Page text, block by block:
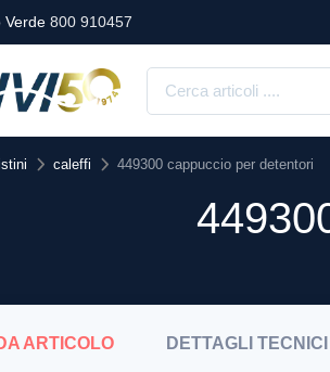
Verde 800 910457
caleffi 449300 cappuccio per detentori
ARTICOLO DETTAGLI TECNICI